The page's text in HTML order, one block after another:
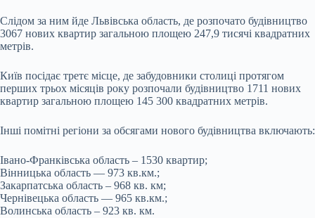
Слідом за ним йде Львівська область, де розпочато будівництво
3067 нових квартир загальною площею 247,9 тисячі квадратних
метрів.
Київ посідає третє місце, де забудовники столиці протягом
перших трьох місяців року розпочали будівництво 1711 нових
квартир загальною площею 145 300 квадратних метрів.
Інші помітні регіони за обсягами нового будівництва включають:
Івано-Франківська область – 1530 квартир;
Вінницька область — 973 кв.км.;
Закарпатська область – 968 кв. км;
Чернівецька область — 965 кв.км.;
Волинська область – 923 кв. км.